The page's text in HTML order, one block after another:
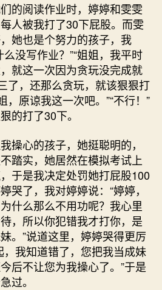
的阅读作业时，婷婷和雯雯
人被我打了30下屁股。而雯
她也是个努力的孩子，我
没写作业？”“姐姐，我平时
就这一次因为贪玩没完成就
了，还那么贪玩，就该狠狠打
，原谅我这一次吧。”“不行！”
的打了30下。
操心的孩子，她挺聪明的，
踏实，她居然在模拟考试上
于是我决定处罚她打屁股100
哭了，我对婷婷说：“婷婷，
什么那么不用功呢？我心里
，所以你犯错我才打你，是
。”说道这里，婷婷哭得更厉
，我知道错了，您把我当成妹
后不让您为我操心了。”于是
过。